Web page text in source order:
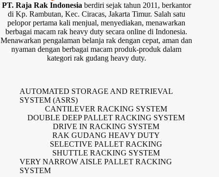
PT. Raja Rak Indonesia berdiri sejak tahun 2011, berkantor
di Kp. Rambutan, Kec. Ciracas, Jakarta Timur. Salah satu
pelopor pertama kali menjual, menyediakan, menawarkan
berbagai macam rak heavy duty secara online di Indonesia.
Menawarkan pengalaman belanja rak dengan cepat, aman dan
nyaman dengan berbagai macam produk-produk dalam
kategori rak gudang heavy duty.
AUTOMATED STORAGE AND RETRIEVAL
SYSTEM (ASRS)
CANTILEVER RACKING SYSTEM
DOUBLE DEEP PALLET RACKING SYSTEM
DRIVE IN RACKING SYSTEM
RAK GUDANG HEAVY DUTY
SELECTIVE PALLET RACKING
SHUTTLE RACKING SYSTEM
VERY NARROW AISLE PALLET RACKING
SYSTEM